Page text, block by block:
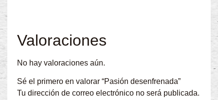
Valoraciones
No hay valoraciones aún.
Sé el primero en valorar “Pasión desenfrenada”
Tu dirección de correo electrónico no será publicada.